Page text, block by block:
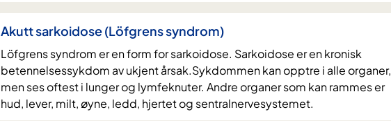
Akutt sarkoidose (Löfgrens syndrom)
Löfgrens syndrom er en form for sarkoidose. Sarkoidose er en kronisk
betennelsessykdom av ukjent årsak.Sykdommen kan opptre i alle organer,
men ses oftest i lunger og lymfeknuter. Andre organer som kan rammes er
hud, lever, milt, øyne, ledd, hjertet og sentralnervesystemet.